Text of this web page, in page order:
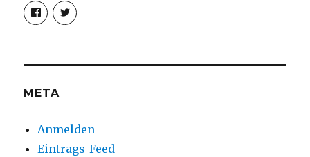
Profil
von
christoph.fleischer1
anzeigen
Profil
von
anzeigen
META
Anmelden
Eintrags-Feed